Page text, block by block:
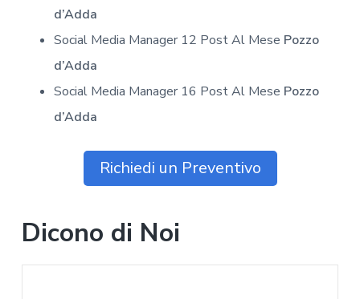
d’Adda
Social Media Manager 12 Post Al Mese Pozzo
d’Adda
Social Media Manager 16 Post Al Mese Pozzo
d’Adda
Richiedi un Preventivo
Dicono di Noi